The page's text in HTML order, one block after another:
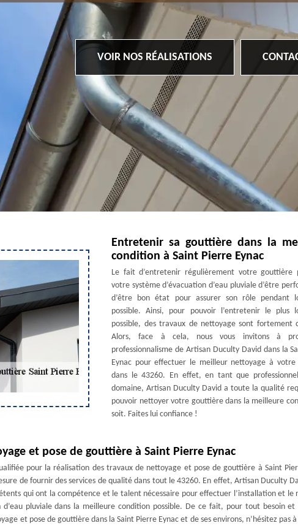
VOIR NOS RÉALISATIONS
Entretenir sa gouttière dans la
condition à Saint Pierre Eynac
Le fait d’entretenir régulièrement votre gouttière
votre système d’évacuation d’eau pluviale d’être
d’être bon état pour assurer son rôle pendant
possible. Ainsi, pour pouvoir l’entretenir le plus
possible, des travaux de nettoyage sont fortement
Alors, face à cela, nous vous invitons à
professionnalisme de Artisan Duculty David dans la
Eynac pour effectuer le meilleur nettoyage à votre
dans le 43260. En effet, en tant que
domaine, Artisan Duculty David a toute la qualité
pouvoir nettoyer votre gouttière dans la meilleure
soit. Faites lui confiance !
et pose de gouttière à Saint Pierre Eynac
pour la réalisation des travaux de nettoyage et pose de gouttière à Saint
de fournir des services de qualité dans tout le 43260. En effet, Artisan Duculty
qui ont la compétence et le talent nécessaire pour effectuer l’installation et le
d’eau pluviale dans la meilleure condition possible. De ce fait, pour tout besoin et
et pose de gouttière dans la Saint Pierre Eynac et de ses environs, n’hésitez pas